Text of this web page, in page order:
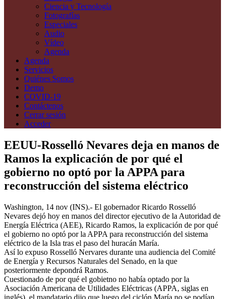
Ciencia y Tecnología
Fotografías
Especiales
Audio
Vídeo
Agenda
Agenda
Servicios
Quiénes Somos
Demo
COVID-19
Contáctenos
Cerrar sesión
Acceder
EEUU-Rosselló Nevares deja en manos de
Ramos la explicación de por qué el
gobierno no optó por la APPA para
reconstrucción del sistema eléctrico
Washington, 14 nov (INS).- El gobernador Ricardo Rosselló
Nevares dejó hoy en manos del director ejecutivo de la Autoridad de
Energía Eléctrica (AEE), Ricardo Ramos, la explicación de por qué
el gobierno no optó por la APPA para reconstrucción del sistema
eléctrico de la Isla tras el paso del huracán María.
Así lo expuso Rosselló Nervares durante una audiencia del Comité
de Energía y Recursos Naturales del Senado, en la que
posteriormente depondrá Ramos.
Cuestionado de por qué el gobietno no había optado por la
Asociación Americana de Utilidades Eléctricas (APPA, siglas en
inglés), el mandatario dijo que luego del ciclón María no se podían